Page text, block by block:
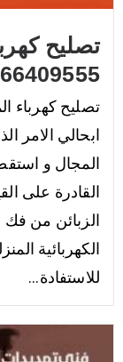
تصليح
66409555 فني كهرباء منازل هندي
تصليح كهرباء
ابحالي الامر
المجال و
القادرة على
الزبائن من فك
الكهربائية
للاستفادة...